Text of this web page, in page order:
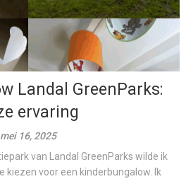
Landal GreenParks:
ervaring
mei 16, 2025
van Landal GreenParks wilde ik
kiezen voor een kinderbungalow. Ik